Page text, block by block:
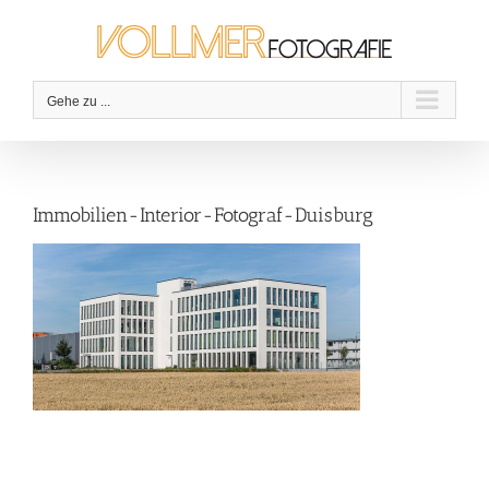
Gehe zu ...
Immobilien-Interior-Fotograf-Duisburg